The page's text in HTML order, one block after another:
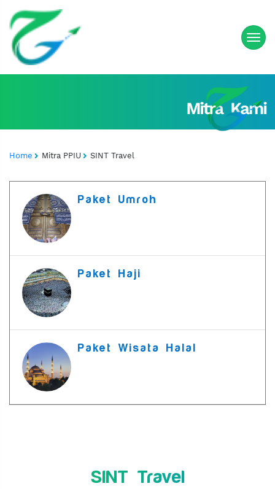
Home Mitra PPIU SINT Travel
Paket Umroh
Paket Haji
Paket Wisata Halal
SINT Travel